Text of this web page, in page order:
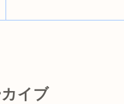
イブ